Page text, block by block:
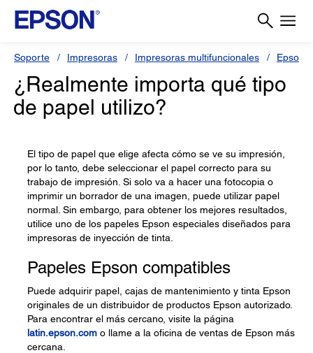
Soporte Impresoras Impresoras multifuncionales Epson L
¿Realmente importa qué tipo
de papel utilizo?
El tipo de papel que elige afecta cómo se ve su impresión,
por lo tanto, debe seleccionar el papel correcto para su
trabajo de impresión. Si solo va a hacer una fotocopia o
imprimir un borrador de una imagen, puede utilizar papel
normal. Sin embargo, para obtener los mejores resultados,
utilice uno de los papeles Epson especiales diseñados para
impresoras de inyección de tinta.
Papeles Epson compatibles
Puede adquirir papel, cajas de mantenimiento y tinta Epson
originales de un distribuidor de productos Epson autorizado.
Para encontrar el más cercano, visite la página
latin.epson.com o llame a la oficina de ventas de Epson más
cercana.